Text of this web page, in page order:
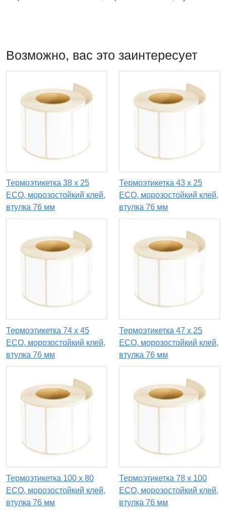
Возможно, вас это заинтересует
Термоэтикетка 38 х 25
ECO, морозостойкий клей,
втулка 76 мм
Термоэтикетка 43 х 25
ECO, морозостойкий клей,
втулка 76 мм
Термоэтикетка 74 х 45
ECO, морозостойкий клей,
втулка 76 мм
Термоэтикетка 47 х 25
ECO, морозостойкий клей,
втулка 76 мм
Термоэтикетка 100 х 80
ECO, морозостойкий клей,
втулка 76 мм
Термоэтикетка 78 х 100
ECO, морозостойкий клей,
втулка 76 мм